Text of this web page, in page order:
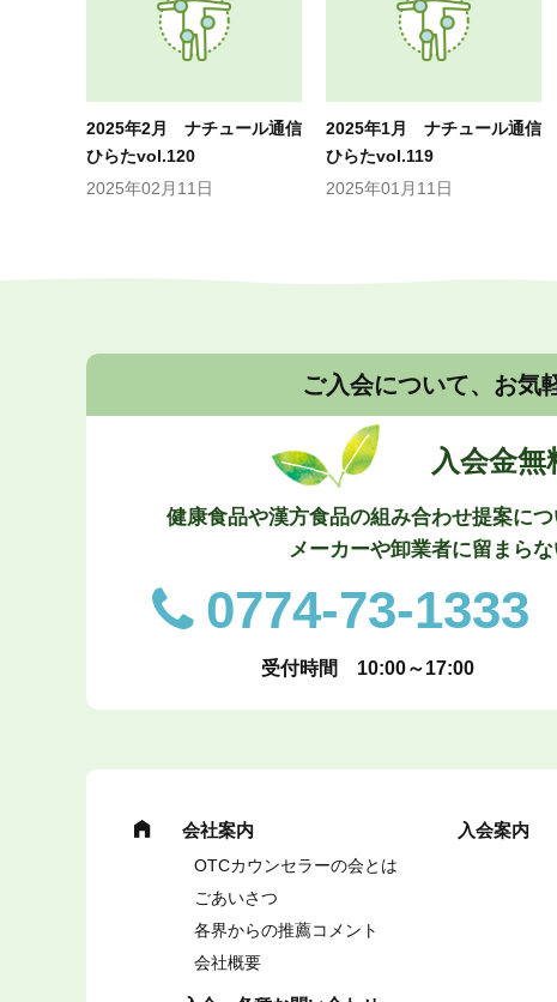
2025年2月 ナチュール通信
ひらたvol.120
2025年02月11日
2025年1月 ナチュール通信
ひらたvol.119
2025年01月11日
ご入会について、お気
入会金無
健康食品や漢方食品の組み合わせ提案に
メーカーや卸業者に留まら
0774-73-1333
受付時間 10:00～17:00
会社案内
OTCカウンセラーの会とは
ごあいさつ
各界からの推薦コメント
会社概要
入会案内